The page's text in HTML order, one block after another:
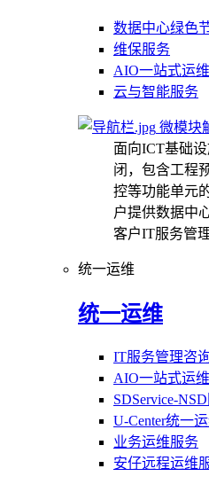
数据中心绿色
维保服务
AIO一站式运
云与智能服务
微模块
面向ICT基础
闭，包含工程
控等功能单元
户提供数据中
客户IT服务管
统一运维
统一运维
IT服务管理咨
AIO一站式运
SDService-
U-Center统一
业务运维服务
安仔远程运维